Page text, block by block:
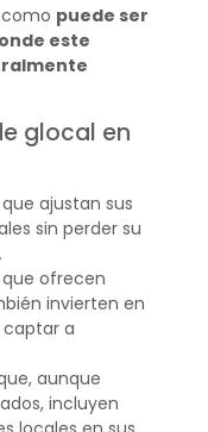
puede ser
este
glocal en
ajustan sus
sin perder su
ofrecen
invierten en
a
aunque
incluyen